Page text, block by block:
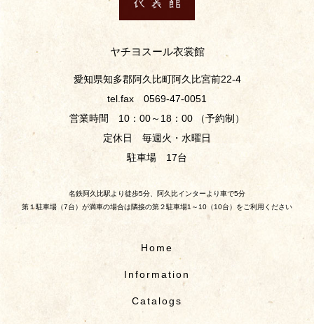
ヤチヨスール衣裳館
愛知県知多郡阿久比町阿久比宮前22-4
tel.fax 0569-47-0051
営業時間 10：00～18：00 （予約制）
定休日 毎週火・水曜日
駐車場 17台
名鉄阿久比駅より徒歩5分、阿久比インターより車で5分
第１駐車場（7台）が満車の場合は隣接の第２駐車場1～10（10台）をご利用ください
Home
Information
Catalogs